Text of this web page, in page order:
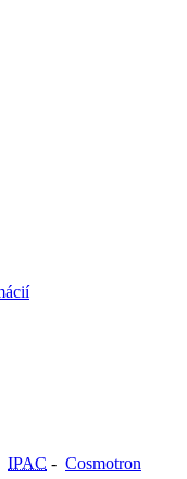
IPAC - Cosmotron